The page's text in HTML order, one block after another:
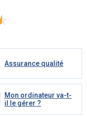
Assurance qualité
Mon ordinateur va-t-
il le gérer ?